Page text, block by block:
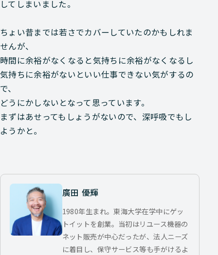
してしまいました。
ちょい昔までは若さでカバーしていたのかもしれま
せんが、
時間に余裕がなくなると気持ちに余裕がなくなるし
気持ちに余裕がないといい仕事できない気がするの
で、
どうにかしないとなって思っています。
まずはあせってもしょうがないので、深呼吸でもし
ようかと。
廣田 優輝
1980年生まれ。東海大学在学中にゲッ
トイットを創業。当初はリユース機器の
ネット販売が中心だったが、法人ニーズ
に着目し、保守サービス等も手がけるよ